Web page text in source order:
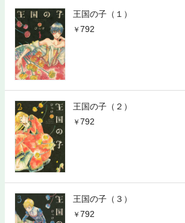
王国の子（１）
792
王国の子（２）
792
王国の子（３）
792